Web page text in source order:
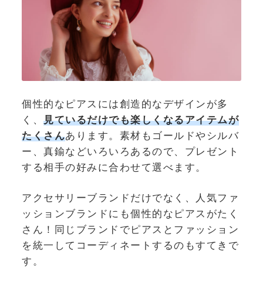
個性的なピアスには創造的なデザインが多
く、 見ているだけでも楽しくなるアイテムが
たくさんあります。素材もゴールドやシルバ
ー、真鍮などいろいろあるので、プレゼント
する相手の好みに合わせて選べます。
アクセサリーブランドだけでなく、人気ファ
ッションブランドにも個性的なピアスがたく
さん！同じブランドでピアスとファッション
を統一してコーディネートするのもすてきで
す。